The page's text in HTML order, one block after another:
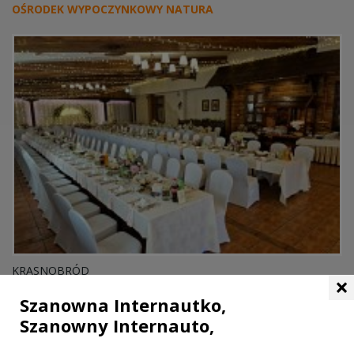
OŚRODEK WYPOCZYNKOWY NATURA
KRASNOBRÓD
HOTEL**** PENSJONAT KAZIMIERSKI
×
Szanowna Internautko,
Szanowny Internauto,